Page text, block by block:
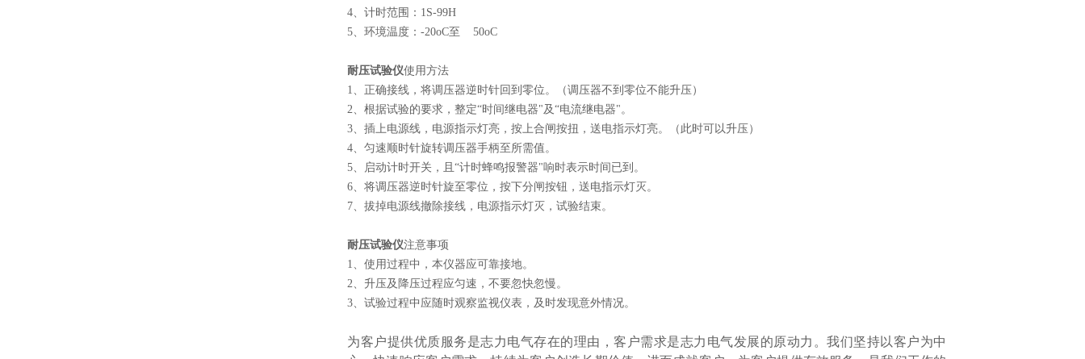
4、计时范围：1S-99H
5、环境温度：-20oC至 50oC
耐压试验仪使用方法
1、正确接线，将调压器逆时针回到零位。（调压器不到零位不能升压）
2、根据试验的要求，整定“时间继电器"及“电流继电器"。
3、插上电源线，电源指示灯亮，按上合闸按扭，送电指示灯亮。（此时可以升压）
4、匀速顺时针旋转调压器手柄至所需值。
5、启动计时开关，且“计时蜂鸣报警器"响时表示时间已到。
6、将调压器逆时针旋至零位，按下分闸按钮，送电指示灯灭。
7、拔掉电源线撤除接线，电源指示灯灭，试验结束。
耐压试验仪注意事项
1、使用过程中，本仪器应可靠接地。
2、升压及降压过程应匀速，不要忽快忽慢。
3、试验过程中应随时观察监视仪表，及时发现意外情况。
为客户提供优质服务是志力电气存在的理由，客户需求是志力电气发展的原动力。我们坚持以客户为中